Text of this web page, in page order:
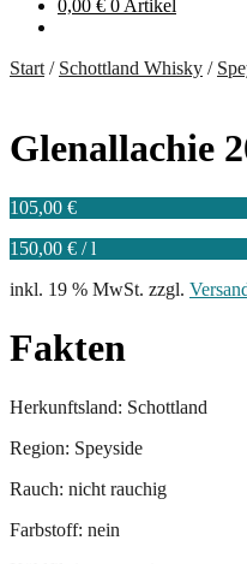
0,00 € 0 Artikel
Start / Schottland Whisky /
Glenallachie
105,00 €
150,00 € /l
inkl. 19 % MwSt. zzgl.
Fakten
Herkunftsland: Schottland
Region: Speyside
Rauch: nicht rauchig
Farbstoff: nein